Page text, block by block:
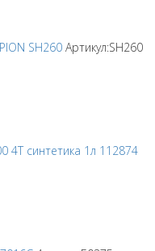
SH260 Артикул:SH260
4T синтетика 1л 112874